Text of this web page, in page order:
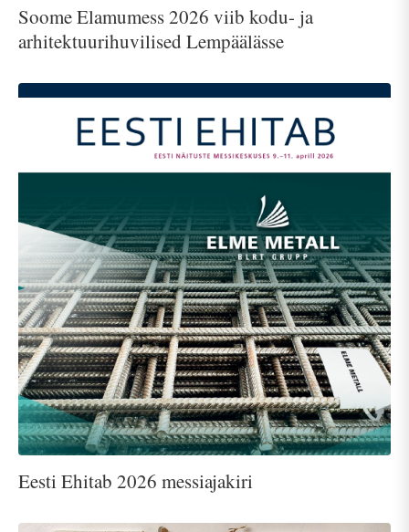
Soome Elamumess 2026 viib kodu- ja
arhitektuurihuvilised Lempäälässe
Eesti Ehitab 2026 messiajakiri